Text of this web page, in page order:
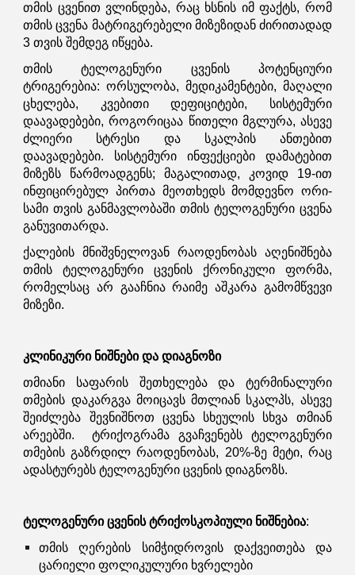
თმის ცვენით ვლინდება, რაც ხსნის იმ ფაქტს, რომ
თმის ცვენა მატრიგერებელი მიზეზიდან ძირითადად
3 თვის შემდეგ იწყება.
თმის ტელოგენური ცვენის პოტენციური
ტრიგერებია: ორსულობა, მედიკამენტები, მაღალი
ცხელება, კვებითი დეფიციტები, სისტემური
დაავადებები, როგორიცაა წითელი მგლურა, ასევე
ძლიერი სტრესი და სკალპის ანთებით
დაავადებები. სისტემური ინფექციები დამატებით
მიზეზს წარმოადგენს; მაგალითად, კოვიდ 19-ით
ინფიცირებულ პირთა მეოთხედს მომდევნო ორი-
სამი თვის განმავლობაში თმის ტელოგენური ცვენა
განუვითარდა.
ქალების მნიშვნელოვან რაოდენობას აღენიშნება
თმის ტელოგენური ცვენის ქრონიკული ფორმა,
რომელსაც არ გააჩნია რაიმე აშკარა გამომწვევი
მიზეზი.
კლინიკური ნიშნები და დიაგნოზი
თმიანი საფარის შეთხელება და ტერმინალური
თმების დაკარგვა მოიცავს მთლიან სკალპს, ასევე
შეიძლება შევნიშნოთ ცვენა სხეულის სხვა თმიან
არეებში. ტრიქოგრამა გვაჩვენებს ტელოგენური
თმების გაზრდილ რაოდენობას, 20%-ზე მეტი, რაც
ადასტურებს ტელოგენური ცვენის დიაგნოზს.
ტელოგენური ცვენის ტრიქოსკოპიული ნიშნებია:
თმის ღერების სიმჭიდროვის დაქვეითება და
ცარიელი ფოლიკულური ხვრელები